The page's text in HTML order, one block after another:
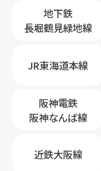
地下鉄
長堀鶴見緑地線
JR東海道本線
阪神電鉄
阪神なんば線
近鉄大阪線